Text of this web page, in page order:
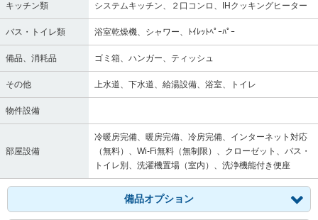
キッチン類 システムキッチン、２口コンロ、IHクッキングヒーター
バス・トイレ類 浴室乾燥機、シャワー、ﾄｲﾚｯﾄﾍﾟｰﾊﾟｰ
備品、消耗品 ゴミ箱、ハンガー、ティッシュ
その他 上水道、下水道、給湯設備、浴室、トイレ
物件設備
部屋設備
冷暖房完備、暖房完備、冷房完備、インターネット対応
（無料）、Wi-Fi無料（無制限）、クローゼット、バス・
トイレ別、洗濯機置場（室内）、洗浄機能付き便座
備品オプション